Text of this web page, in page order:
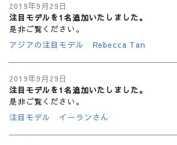
2019年9月29日
注目モデルを1名追加いたしました。
是非ご覧ください。
アジアの注目モデル Rebecca Tan
2019年9月29日
注目モデルを1名追加いたしました。
是非ご覧ください。
注目モデル イーランさん